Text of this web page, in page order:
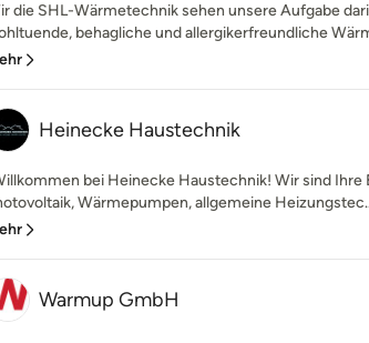
die SHL-Wärmetechnik sehen unsere Aufgabe
behagliche und allergikerfreundliche
Heinecke Haustechnik
bei Heinecke Haustechnik! Wir sind Ihre
Wärmepumpen, allgemeine
Warmup GmbH